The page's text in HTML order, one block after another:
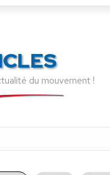
du mouvement !